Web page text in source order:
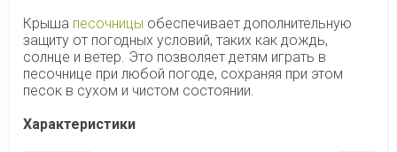
Крыша песочницы обеспечивает дополнительную
защиту от погодных условий, таких как дождь,
солнце и ветер. Это позволяет детям играть в
песочнице при любой погоде, сохраняя при этом
песок в сухом и чистом состоянии.
Характеристики